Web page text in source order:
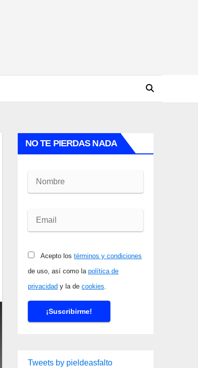
NO TE PIERDAS NADA
Acepto los términos y condiciones
de uso, así como la política de
privacidad y la de cookies
Tweets by pieldeasfalto